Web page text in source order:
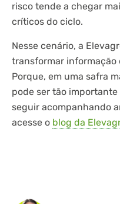
risco tende a chegar
críticos do ciclo.
Nesse cenário, a
transformar informação
Porque, em uma safra
pode ser tão
seguir acompanhando
acesse o blog da